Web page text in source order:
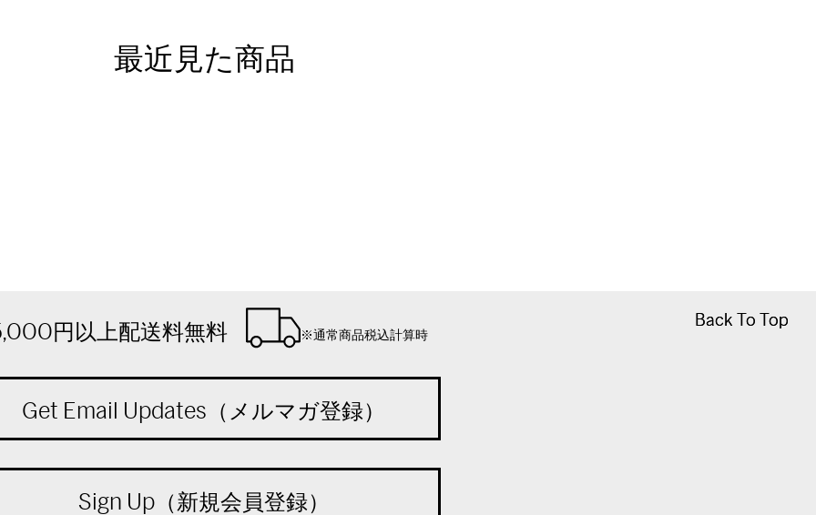
最近見た商品
Back To Top
Back To Top
円以上配送料無料 ※通常商品税込計算時
Get Email Updates（メルマガ登録）
Sign Up（新規会員登録）